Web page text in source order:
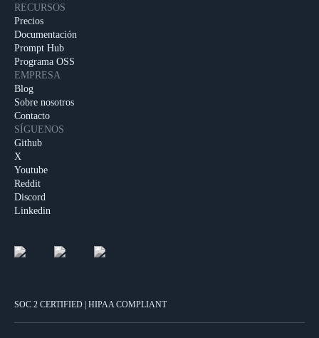
RECURSOS
Precios
Documentación
Prompt Hub
Programa OSS
EMPRESA
Blog
Sobre nosotros
Contacto
SÍGUENOS
Github
X
Youtube
Reddit
Discord
Linkedin
SOC 2 CERTIFIED | HIPAA COMPLIANT